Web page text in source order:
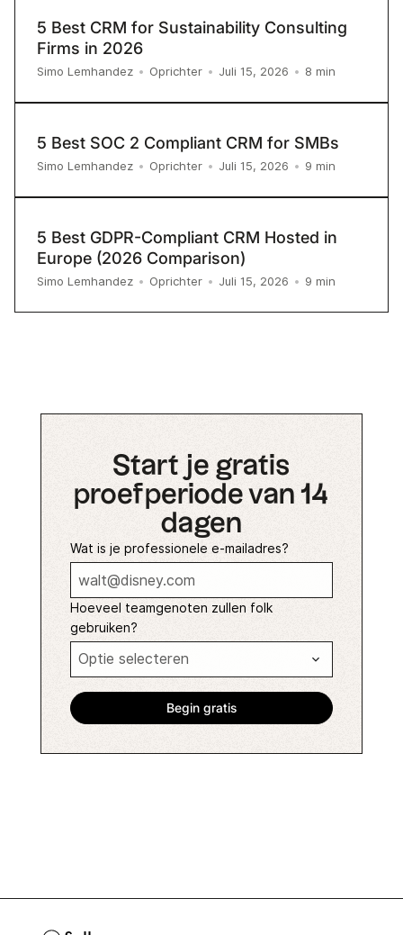
5 Best CRM for Sustainability Consulting
Firms in 2026
Simo Lemhandez • Oprichter • Juli 15, 2026 • 8 min
5 Best SOC 2 Compliant CRM for SMBs
Simo Lemhandez • Oprichter • Juli 15, 2026 • 9 min
5 Best GDPR-Compliant CRM Hosted in
Europe (2026 Comparison)
Simo Lemhandez • Oprichter • Juli 15, 2026 • 9 min
Start je gratis
proefperiode van 14
dagen
Wat is je professionele e-mailadres?
Hoeveel teamgenoten zullen folk
gebruiken?